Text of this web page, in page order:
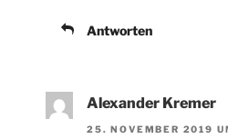
Antworten
Alexander Kremer
25. NOVEMBER 2019